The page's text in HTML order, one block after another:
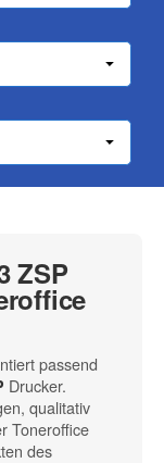
ZSP
passend
Drucker.
qualitativ
Toneroffice
des